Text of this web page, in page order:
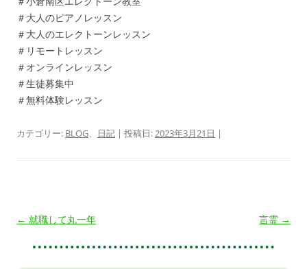
＃大人のピアノレッスン
＃大人のエレクトーンレッスン
＃リモートレッスン
＃オンラインレッスン
＃生徒募集中
＃無料体験レッスン
カテゴリー: BLOG、 日記 | 投稿日:2023年3月21日 |
投
← 就職して丸一年 言霊 →